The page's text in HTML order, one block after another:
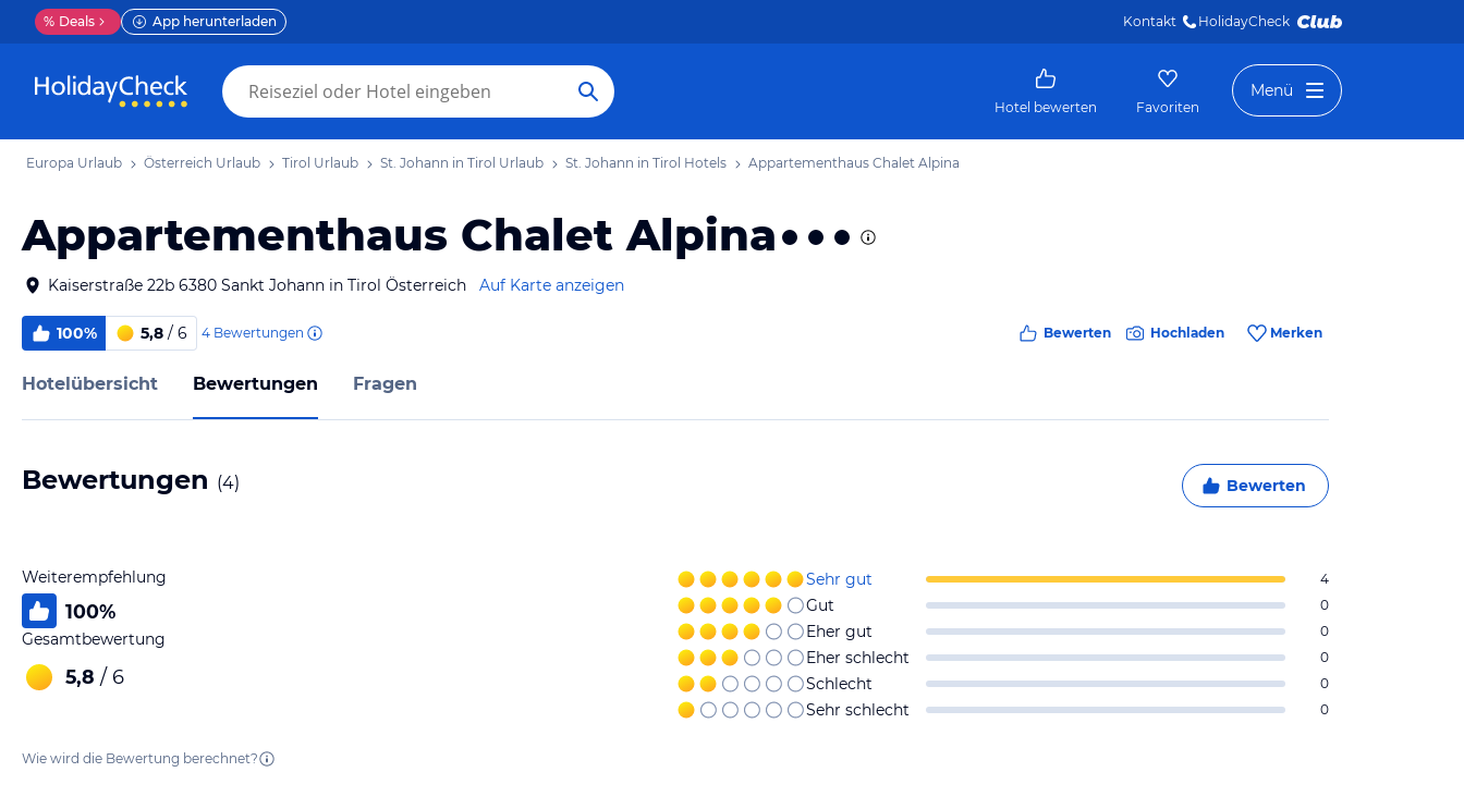
% Deals App herunterladen Kontakt HolidayCheck
Hotel bewerten Favoriten
Menü
Europa Urlaub Österreich Urlaub Tirol Urlaub St. Johann in Tirol Urlaub St. Johann in Tirol Hotels Appartementhaus Chalet Alpina
Appartementhaus Chalet Alpina
Kaiserstraße 22b 6380 Sankt Johann in Tirol Österreich Auf Karte anzeigen
100% 5,8 / 6 4 Bewertungen Bewerten Hochladen Merken
Hotelübersicht Bewertungen Fragen
Bewertungen (4) Bewerten
Weiterempfehlung
100%
Gesamtbewertung
5,8 / 6
Sehr gut 4
Gut 0
Eher gut 0
Eher schlecht 0
Schlecht 0
Sehr schlecht 0
Wie wird die Bewertung berechnet?